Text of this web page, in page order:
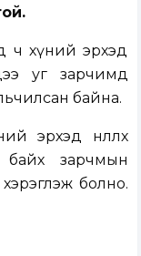
ч хүний эрхэд
уг зарчимд
байна.
эрхэд нөлөөлөх
байх зарчмын
болно.